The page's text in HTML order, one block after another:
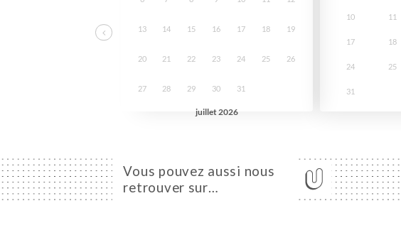
Vous pouvez aussi nous
retrouver sur…